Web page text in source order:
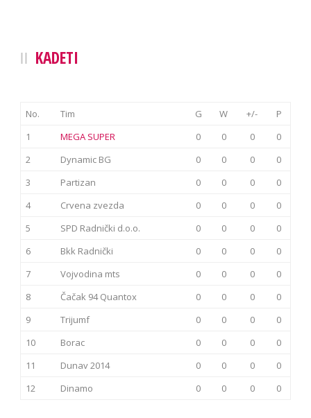
KADETI
No. Tim G W +/-
P
1
MEGA SUPER 0 0 0
0
2
Dynamic BG 0 0 0
0
3
Partizan 0 0 0
0
4
Crvena zvezda 0 0 0
0
5
SPD Radnički d.o.o. 0 0 0
0
6
Bkk Radnički 0 0 0
0
7
Vojvodina mts 0 0 0
0
8
Čačak 94 Quantox 0 0 0
0
9
Trijumf 0 0 0
0
10
Borac 0 0 0
0
11
Dunav 2014 0 0 0
0
12
Dinamo 0 0 0 0